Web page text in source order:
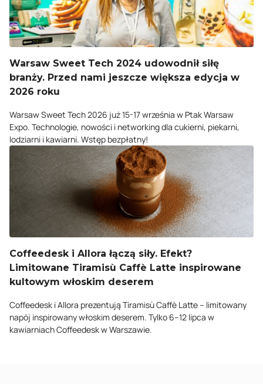
Warsaw Sweet Tech 2024 udowodnił siłę
branży. Przed nami jeszcze większa edycja w
2026 roku
Warsaw Sweet Tech 2026 już 15-17 września w Ptak Warsaw
Expo. Technologie, nowości i networking dla cukierni, piekarni,
lodziarni i kawiarni. Wstęp bezpłatny!
Coffeedesk i Allora łączą siły. Efekt?
Limitowane Tiramisù Caffè Latte inspirowane
kultowym włoskim deserem
Coffeedesk i Allora prezentują Tiramisù Caffè Latte – limitowany
napój inspirowany włoskim deserem. Tylko 6–12 lipca w
kawiarniach Coffeedesk w Warszawie.